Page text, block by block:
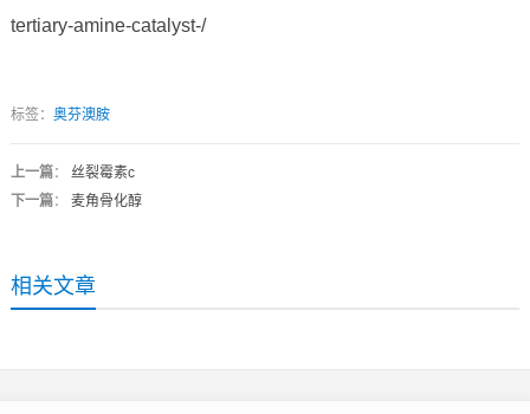
tertiary-amine-catalyst-/
标签： 奥芬澳胺
上一篇： 丝裂霉素c
下一篇： 麦角骨化醇
相关文章